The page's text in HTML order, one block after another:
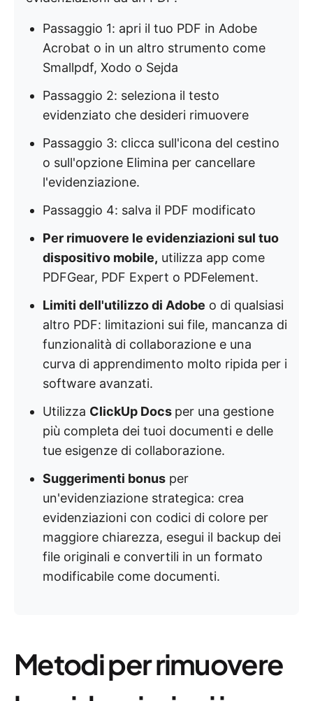
Passaggio 1: apri il tuo PDF in Adobe
Acrobat o in un altro strumento come
Smallpdf, Xodo o Sejda
Passaggio 2: seleziona il testo
evidenziato che desideri rimuovere
Passaggio 3: clicca sull'icona del cestino
o sull'opzione Elimina per cancellare
l'evidenziazione.
Passaggio 4: salva il PDF modificato
Per rimuovere le evidenziazioni sul tuo
dispositivo mobile, utilizza app come
PDFGear, PDF Expert o PDFelement.
Limiti dell'utilizzo di Adobe o di qualsiasi
altro PDF: limitazioni sui file, mancanza di
funzionalità di collaborazione e una
curva di apprendimento molto ripida per i
software avanzati.
Utilizza ClickUp Docs per una gestione
più completa dei tuoi documenti e delle
tue esigenze di collaborazione.
Suggerimenti bonus per
un'evidenziazione strategica: crea
evidenziazioni con codici di colore per
maggiore chiarezza, esegui il backup dei
file originali e convertili in un formato
modificabile come documenti.
Metodi per rimuovere